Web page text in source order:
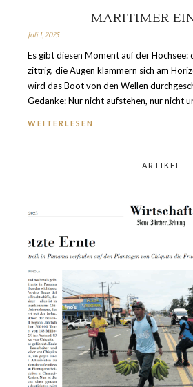
MARITIMER
Juli 1, 2025
Es gibt diesen Moment auf der Hochsee:
zittrig, die Augen klammern sich am
wird das Boot von den Wellen
Gedanke: Nur nicht aufstehen, nur nicht
WEITERLESEN
ARTIKEL